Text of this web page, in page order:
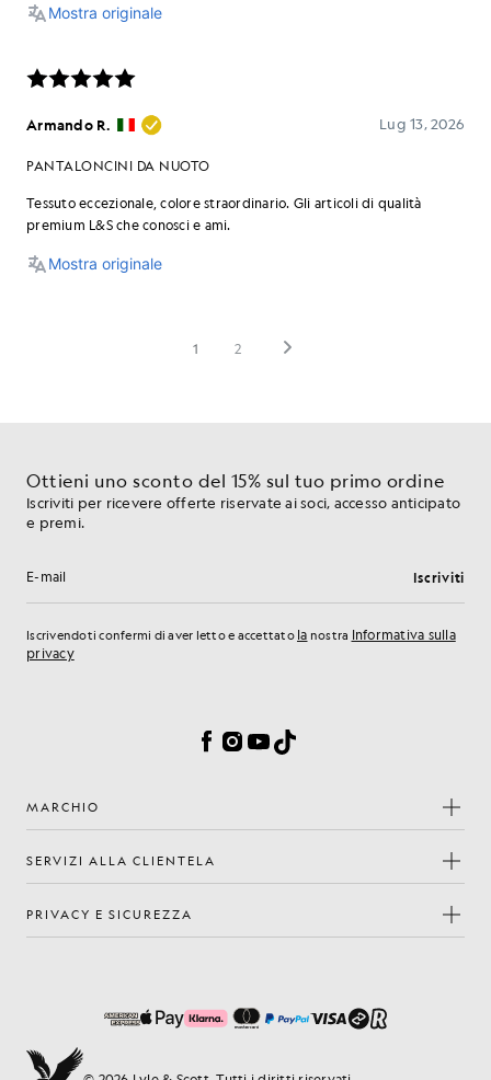
Ottieni uno sconto del 15% sul tuo primo ordine
Iscriviti per ricevere offerte riservate ai soci, accesso anticipato
e premi.
Indirizzo e-mail Iscriviti
Iscrivendoti confermi di aver letto e accettato la nostra Informativa sulla
privacy
Facebook
Instagram
YouTube
TikTok
MARCHIO
SERVIZI ALLA CLIENTELA
PRIVACY E SICUREZZA